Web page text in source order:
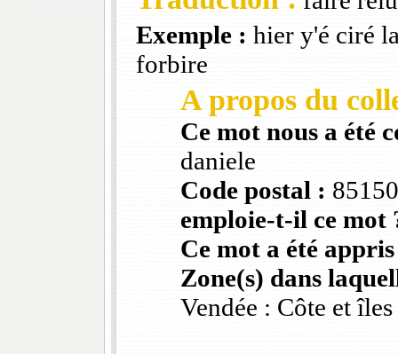
Exemple : hier y'é ciré
forbire
A propos du
Ce mot nous a été
daniele
Code postal :
emploie-t-il ce mot
Ce mot a été
Zone(s) dans
Vendée : Côte et îles